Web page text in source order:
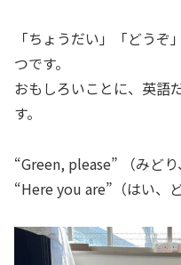
「ちょうだい」「どう
つです。
おもしろいことに、英語
す。
“Green, please” （みどり
“Here you are”（はい、ど